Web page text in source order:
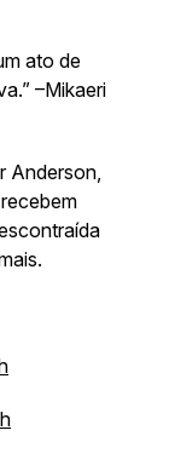
ato de
–Mikaeri
Anderson,